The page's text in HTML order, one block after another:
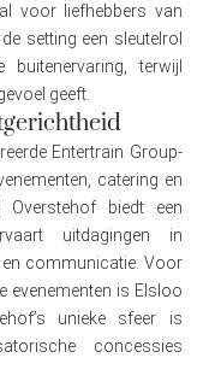
voor liefhebbers van
setting een sleutelrol
terwijl
geeft.
Entertrain Group-
catering en
Overstehof biedt een
uitdagingen in
communicatie. Voor
evenementen is Elsloo
unieke sfeer is
concessies